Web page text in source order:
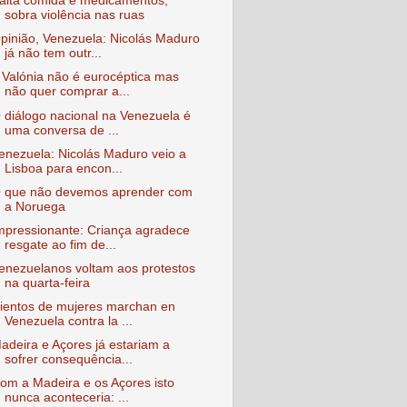
sobra violência nas ruas
Venezuela: Nicolás Maduro
já não tem outr...
Valónia não é eurocéptica mas
não quer comprar a...
diálogo nacional na Venezuela é
uma conversa de ...
Nicolás Maduro veio a
Lisboa para encon...
que não devemos aprender com
a Noruega
Criança agradece
resgate ao fim de...
voltam aos protestos
na quarta-feira
de mujeres marchan en
Venezuela contra la ...
e Açores já estariam a
sofrer consequência...
a Madeira e os Açores isto
nunca aconteceria: ...